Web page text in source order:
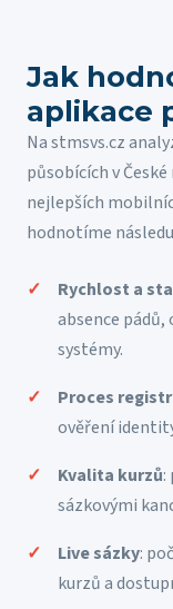
Jak
aplikace
Na stmsvs.cz
působících v
nejlepších
hodnotíme
Rychlost a
absence
systémy.
Proces
ověření
Kvalita kurzů:
sázkovými
Live sázky:
kurzů a